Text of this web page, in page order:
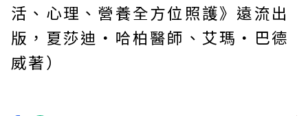
活、心理、營養全方位照護》 遠流出
版， 夏莎迪‧哈柏醫師、艾瑪‧巴德
威著）